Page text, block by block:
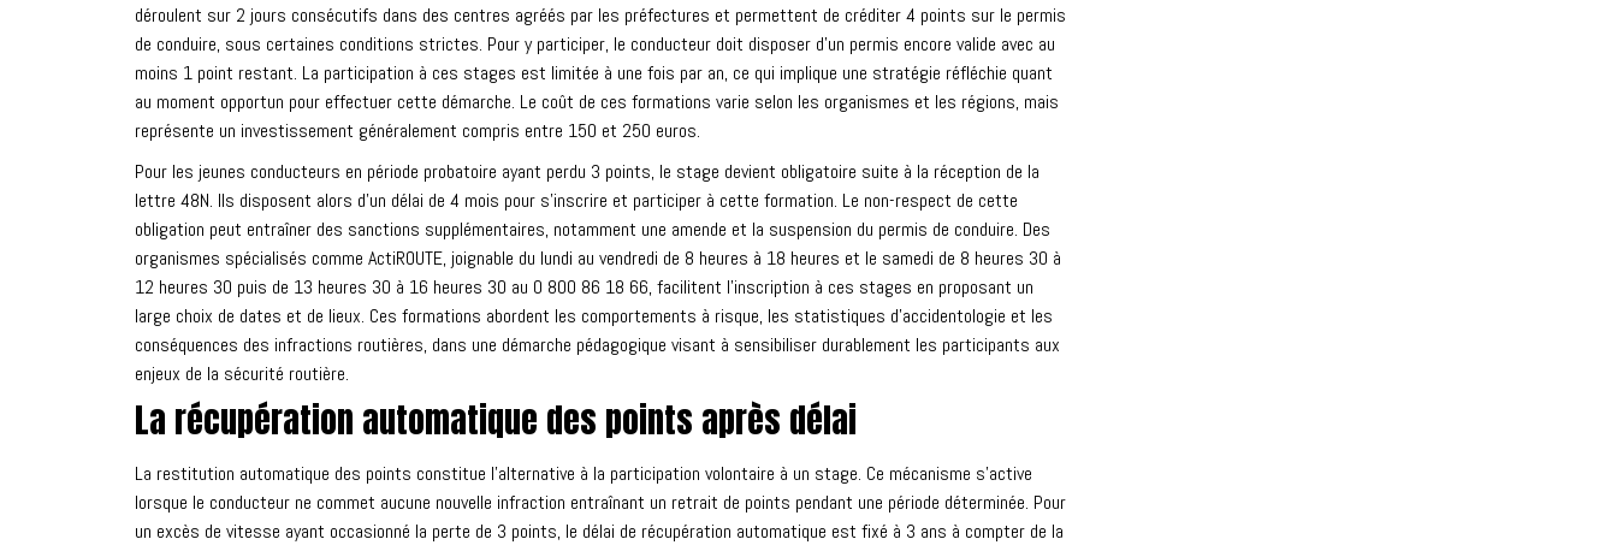
déroulent sur 2 jours consécutifs dans des centres agréés par les préfectures et permettent de créditer 4 points sur le permis
de conduire, sous certaines conditions strictes. Pour y participer, le conducteur doit disposer d'un permis encore valide avec au
moins 1 point restant. La participation à ces stages est limitée à une fois par an, ce qui implique une stratégie réfléchie quant
au moment opportun pour effectuer cette démarche. Le coût de ces formations varie selon les organismes et les régions, mais
représente un investissement généralement compris entre 150 et 250 euros.
Pour les jeunes conducteurs en période probatoire ayant perdu 3 points, le stage devient obligatoire suite à la réception de la
lettre 48N. Ils disposent alors d'un délai de 4 mois pour s'inscrire et participer à cette formation. Le non-respect de cette
obligation peut entraîner des sanctions supplémentaires, notamment une amende et la suspension du permis de conduire. Des
organismes spécialisés comme ActiROUTE, joignable du lundi au vendredi de 8 heures à 18 heures et le samedi de 8 heures 30 à
12 heures 30 puis de 13 heures 30 à 16 heures 30 au 0 800 86 18 66, facilitent l'inscription à ces stages en proposant un
large choix de dates et de lieux. Ces formations abordent les comportements à risque, les statistiques d'accidentologie et les
conséquences des infractions routières, dans une démarche pédagogique visant à sensibiliser durablement les participants aux
enjeux de la sécurité routière.
La récupération automatique des points après délai
La restitution automatique des points constitue l'alternative à la participation volontaire à un stage. Ce mécanisme s'active
lorsque le conducteur ne commet aucune nouvelle infraction entraînant un retrait de points pendant une période déterminée. Pour
un excès de vitesse ayant occasionné la perte de 3 points, le délai de récupération automatique est fixé à 3 ans à compter de la